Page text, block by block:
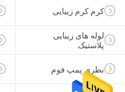
کرم کرم زیبایی
لوله های زیبایی
پلاستیک
بطری پمپ فوم